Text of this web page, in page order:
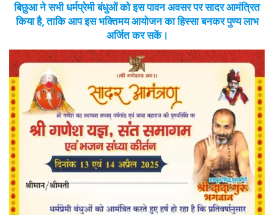
बिछुआ ने सभी धर्मप्रेमी बंधुओं को इस पावन अवसर पर सादर आमंत्रित
किया है, ताकि आप इस भक्तिमय आयोजन का हिस्सा बनकर पुण्य लाभ
अर्जित कर सकें।